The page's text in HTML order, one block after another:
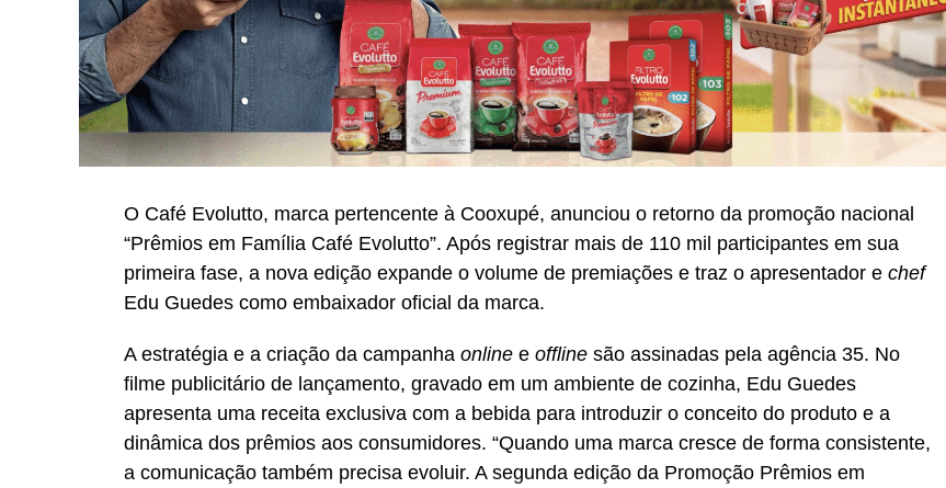
O Café Evolutto, marca pertencente à Cooxupé, anunciou o retorno da promoção nacional
“Prêmios em Família Café Evolutto”. Após registrar mais de 110 mil participantes em sua
primeira fase, a nova edição expande o volume de premiações e traz o apresentador e chef
Edu Guedes como embaixador oficial da marca.
A estratégia e a criação da campanha online e offline são assinadas pela agência 35. No
filme publicitário de lançamento, gravado em um ambiente de cozinha, Edu Guedes
apresenta uma receita exclusiva com a bebida para introduzir o conceito do produto e a
dinâmica dos prêmios aos consumidores. “Quando uma marca cresce de forma consistente,
a comunicação também precisa evoluir. A segunda edição da Promoção Prêmios em